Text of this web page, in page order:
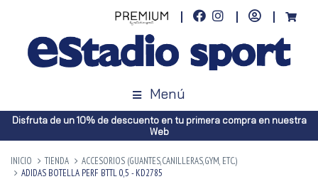
Menú
Disfruta de un 10% de descuento en tu primera compra en nuestra
Web
INICIO TIENDA
ACCESORIOS (GUANTES,CANILLERAS,GYM, ETC.)
ADIDAS BOTELLA PERF BTTL 0,5 - KD2785